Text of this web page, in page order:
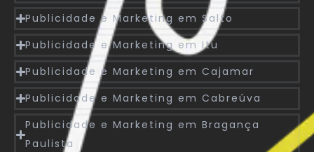
Publicidade e Marketing em Salto
Publicidade e Marketing em Itu
Publicidade e Marketing em Cajamar
Publicidade e Marketing em Cabreúva
Publicidade e Marketing em Bragança
Paulista